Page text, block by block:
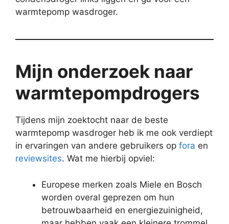
warmtepomp wasdroger.
Mijn onderzoek naar
warmtepompdrogers
Tijdens mijn zoektocht naar de beste
warmtepomp wasdroger heb ik me ook verdiept
in ervaringen van andere gebruikers op fora en
reviewsites. Wat me hierbij opviel:
Europese merken zoals Miele en Bosch
worden overal geprezen om hun
betrouwbaarheid en energiezuinigheid,